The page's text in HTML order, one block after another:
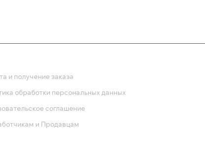
и получение заказа
обработки персональных данных
соглашение
и Продавцам